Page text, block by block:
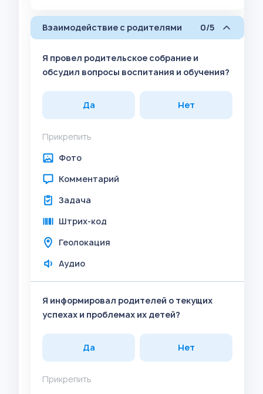
Взаимодействие с родителями 0/5
Я провел родительское собрание и
обсудил вопросы воспитания и обучения?
Да Нет
Прикрепить
Фото
Комментарий
Задача
Штрих-код
Геолокация
Аудио
Я информировал родителей о текущих
успехах и проблемах их детей?
Да Нет
Прикрепить